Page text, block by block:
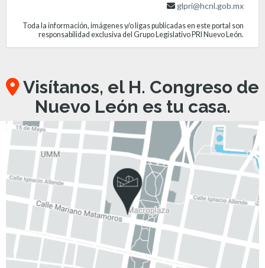
glpri@hcnl.gob.mx
Toda la información, imágenes y/o ligas publicadas en este portal son
responsabilidad exclusiva del Grupo Legislativo PRI Nuevo León.
Visítanos, el H. Congreso de
Nuevo León es tu casa.